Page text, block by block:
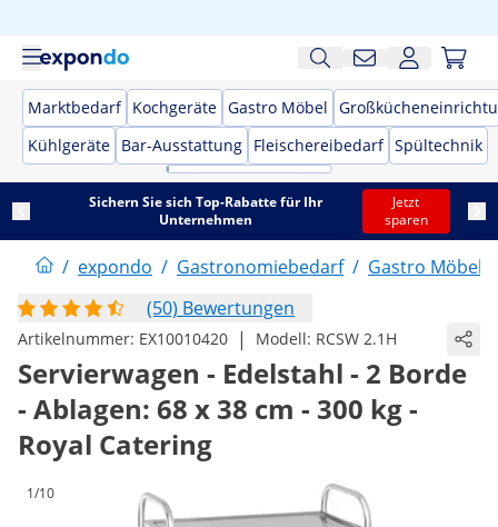
Marktbedarf Kochgeräte Gastro Möbel
Kühlgeräte Bar-Ausstattung Fleischereibedarf Spültechnik
Sichern Sie sich Top-Rabatte für Ihr
Unternehmen
Jetzt
sparen
/ expondo / Gastronomiebedarf / Gastro Möbel
(50) Bewertungen
Artikelnummer: EX10010420 | Modell: RCSW 2.1H
Servierwagen - Edelstahl - 2 Borde
- Ablagen: 68 x 38 cm - 300 kg -
Royal Catering
1/10